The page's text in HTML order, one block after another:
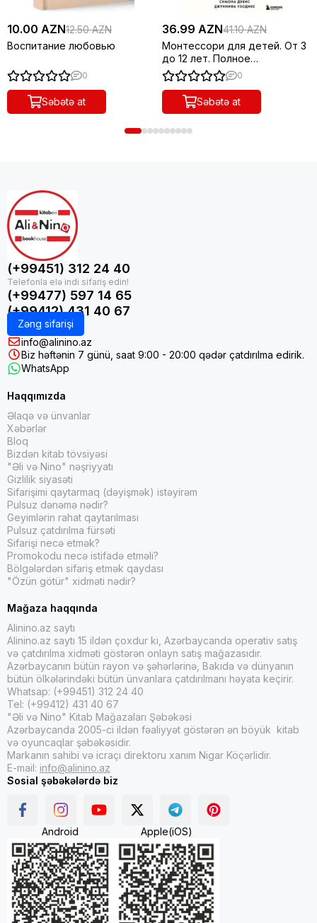
10.00 AZN12.50 AZN
Воспитание любовью
0
Səbətə at
36.99 AZN41.10 AZN
Монтессори для детей. От 3
до 12 лет. Полное
руководство по воспитанию
самостоятельного и
всесторонн
0
Səbətə at
(+99451) 312 24 40
(+99477) 597 14 65
(+99412) 431 40 67
Zəng sifarişi
info@alinino.az
Biz həftənin 7 günü, saat 9:00 - 20:00 qədər çatdırılma edirik.
WhatsApp
Haqqımızda
Əlaqə və ünvanlar
Xəbərlər
Bloq
Bizdən kitab tövsiyəsi
"Əli və Nino" nəşriyyatı
Gizlilik siyasəti
Sifarişimi qaytarmaq (dəyişmək) istəyirəm
Pulsuz dənəmə nədir?
Geyimlərin rahat qaytarılması
Pulsuz çatdırılma fürsəti
Sifarişi necə etmək?
Promokodu necə istifadə etməli?
Bölgələrdən sifariş etmək qaydası
"Özün götür" xidməti nədir?
Mağaza haqqında
Alinino.az saytı
Alinino.az saytı 15 ildən çoxdur ki, Azərbaycanda operativ satış
və çatdırılma xidməti göstərən onlayn satış mağazasıdır.
Azərbaycanın bütün rayon və şəhərlərinə, Bakıda və dünyanın
bütün ölkələrindəki bütün ünvanlara çatdırılmanı həyata keçirir.
Whatsap: (+99451) 312 24 40
Tel: (+99412) 431 40 67
"Əli və Nino" Kitab Mağazaları Şəbəkəsi
Azərbaycanda 2005-ci ildən fəaliyyət göstərən ən böyük kitab
və oyuncaqlar şəbəkəsidir.
Markanın sahibi və icraçı direktoru xanım Nigar Köçərlidir.
E-mail: info@alinino.az
Sosial şəbəkələrdə biz
Android Apple(iOS)